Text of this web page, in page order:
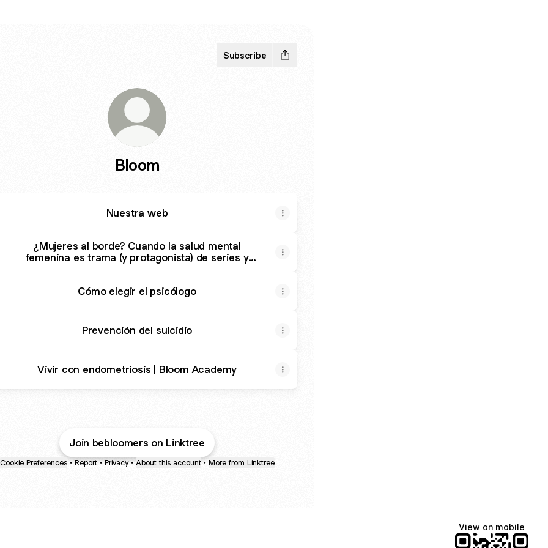
Subscribe
Bloom
Nuestra web
¿Mujeres al borde? Cuando la salud mental
femenina es trama (y protagonista) de series y
Cómo elegir el psicólogo
Prevención del suicidio
Vivir con endometriosis | Bloom Academy
Join bebloomers on Linktree
Cookie Preferences • Report • Privacy • About this account • More from Linktree
View on mobile